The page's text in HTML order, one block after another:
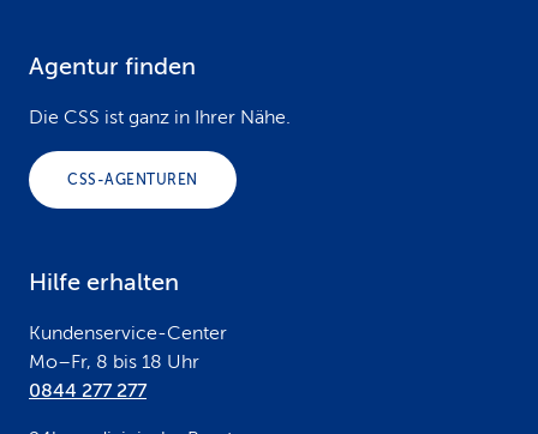
Agentur finden
Die CSS ist ganz in Ihrer Nähe.
CSS-AGENTUREN
Hilfe erhalten
Kundenservice-Center
Mo–Fr, 8 bis 18 Uhr
0844 277 277